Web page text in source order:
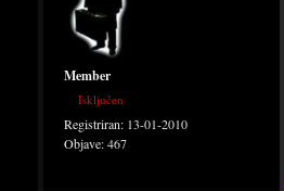
Member
Isključen
Registriran: 13-01-2010
Objave:467